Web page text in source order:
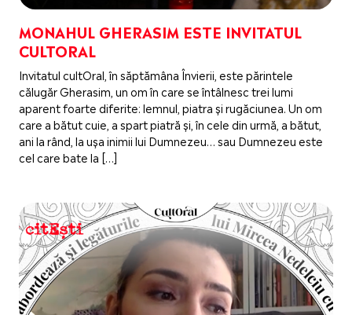
MONAHUL GHERASIM ESTE INVITATUL
CULTORAL
Invitatul cultOral, în săptămâna Învierii, este părintele
călugăr Gherasim, un om în care se întâlnesc trei lumi
aparent foarte diferite: lemnul, piatra și rugăciunea. Un om
care a bătut cuie, a spart piatră și, în cele din urmă, a bătut,
ani la rând, la ușa inimii lui Dumnezeu… sau Dumnezeu este
cel care bate la […]